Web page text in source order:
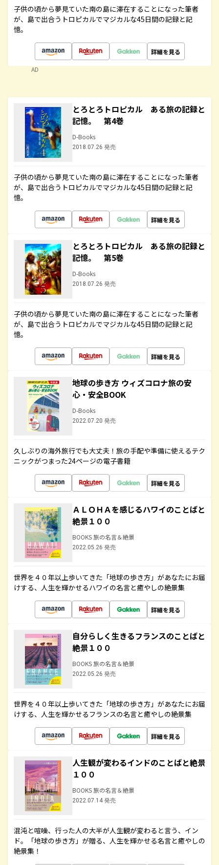
子供の頃から夢見ていた南の島に滞在することになった筆者
が、島で出合うトロピカルでマジカルな45日間の記録と記
憶。
詳細を見る
AD
とろとろトロピカル ある旅の記録と
記憶。 第4巻
D-Books
2018.07.26 発売
子供の頃から夢見ていた南の島に滞在することになった筆者
が、島で出合うトロピカルでマジカルな45日間の記録と記
憶。
詳細を見る
とろとろトロピカル ある旅の記録と
記憶。 第5巻
D-Books
2018.07.26 発売
子供の頃から夢見ていた南の島に滞在することになった筆者
が、島で出合うトロピカルでマジカルな45日間の記録と記
憶。
詳細を見る
地球の歩き方 ウィズコロナ旅の安
心・安全BOOK
D-Books
2022.07.20 発売
久しぶりの海外旅行でも大丈夫！旅の手配や準備に使えるテク
ニックがつまった24ページの電子書籍
詳細を見る
ＡＬＯＨＡを感じるハワイのことばと
絶景１００
BOOKS 旅の名言＆絶景
2022.05.26 発売
世界を４０年以上歩いてきた「地球の歩き方」があなたにお届
けする、人生を輝かせるハワイの名言と癒やしの絶景集
詳細を見る
自分らしく生きるフランスのことばと
絶景１００
BOOKS 旅の名言＆絶景
2022.05.26 発売
世界を４０年以上歩いてきた「地球の歩き方」があなたにお届
けする、人生を輝かせるフランスの名言と癒やしの絶景集
詳細を見る
人生観が変わるインドのことばと絶景
１００
BOOKS 旅の名言＆絶景
2022.07.14 発売
混沌と喧噪、行った人の大半が人生観が変わると言う、イン
ド。「地球の歩き方」が贈る、人生を輝かせる名言と癒やしの
絶景集！